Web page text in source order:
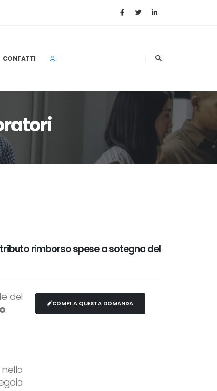
CONTATTI
rimborso spese a sotegno del
del
.
COMPILA QUESTA DOMANDA